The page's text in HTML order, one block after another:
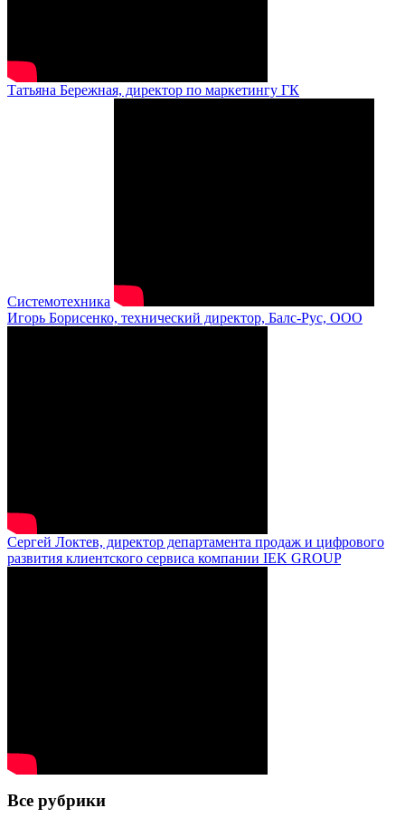
Татьяна Бережная, директор по маркетингу ГК
Системотехника
Игорь Борисенко, технический директор, Балс-Рус, ООО
Сергей Локтев, директор департамента продаж и цифрового
развития клиентского сервиса компании IEK GROUP
Все рубрики